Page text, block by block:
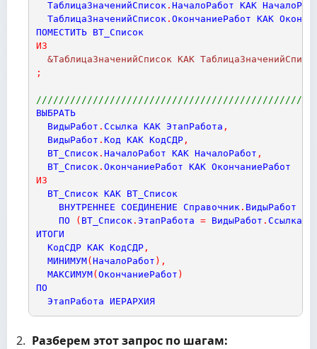
ТаблицаЗначенийСписок . НачалоРабот КАК
ТаблицаЗначенийСписок . ОкончаниеРабот КАК
ПОМЕСТИТЬ ВТ_Список
ИЗ
&ТаблицаЗначенийСписок КАК
;
ВЫБРАТЬ
ВидыРабот . Ссылка КАК ЭтапРабота ,
ВидыРабот . Код КАК КодСДР ,
ВТ_Список . НачалоРабот КАК НачалоРабот ,
ВТ_Список . ОкончаниеРабот КАК ОкончаниеРабот
ИЗ
ВТ_Список КАК ВТ_Список
ВНУТРЕННЕЕ СОЕДИНЕНИЕ Справочник . ВидыРабот
ПО
( ВТ_Список . ЭтапРабота = ВидыРабот . Ссылка
ИТОГИ
КодСДР КАК КодСДР ,
МИНИМУМ( НачалоРабот ) ,
МАКСИМУМ( ОкончаниеРабот )
ПО
ЭтапРабота ИЕРАРХИЯ
Разберем этот запрос по шагам: